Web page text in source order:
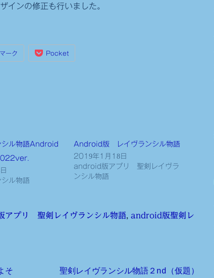
インの修正も行いました。
ーク Pocket
シル物語Android
シル物語
Android版 レイヴランシル物語
2019年1月18日
android版アプリ 聖剣レイヴラ
ンシル物語
アプリ 聖剣レイヴランシル物語 android版聖剣レ
そ
聖剣レイヴランシル物語２nd（仮題）